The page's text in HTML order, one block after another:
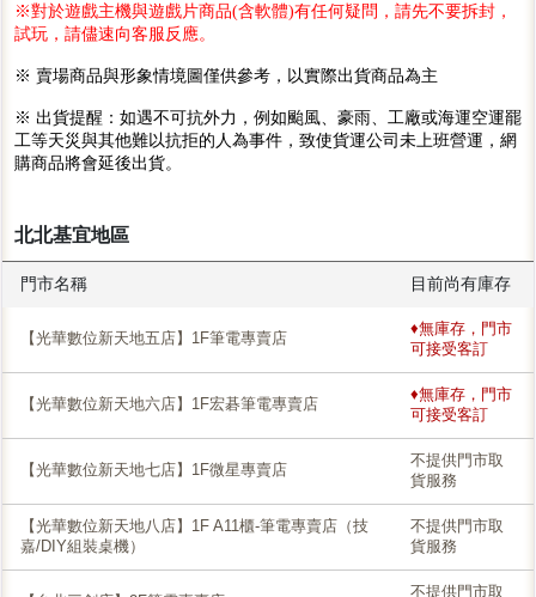
※對於遊戲主機與遊戲片商品(含軟體)有任何疑問，請先不要拆封，
試玩，請儘速向客服反應。
※ 賣場商品與形象情境圖僅供參考，以實際出貨商品為主
※ 出貨提醒：如遇不可抗外力，例如颱風、豪雨、工廠或海運空運罷
工等天災與其他難以抗拒的人為事件，致使貨運公司未上班營運，網
購商品將會延後出貨。
北北基宜地區
門市名稱 目前尚有庫存
【光華數位新天地五店】1F筆電專賣店
♦無庫存，門市
可接受客訂
【光華數位新天地六店】1F宏碁筆電專賣店
♦無庫存，門市
可接受客訂
【光華數位新天地七店】1F微星專賣店
不提供門市取
貨服務
【光華數位新天地八店】1F A11櫃-筆電專賣店（技
嘉/DIY組裝桌機）
不提供門市取
貨服務
不提供門市取